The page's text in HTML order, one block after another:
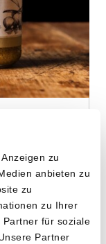
zu
anbieten zu
zu
zu Ihrer
Partner für soziale
Partner